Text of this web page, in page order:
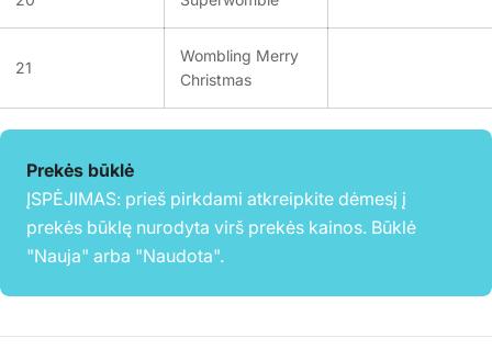
21
Wombling Merry
Christmas
Prekės būklė
ĮSPĖJIMAS: prieš pirkdami atkreipkite dėmesį į
prekės būklę nurodyta virš prekės kainos. Būklė
"Nauja" arba "Naudota".